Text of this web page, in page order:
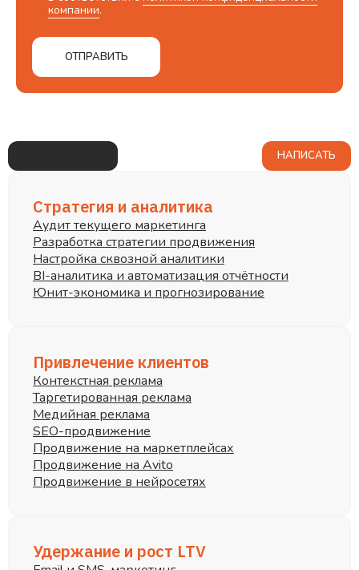
компании.
ОТПРАВИТЬ
НАПИСАТЬ
Стратегия и аналитика
Аудит текущего маркетинга
Разработка стратегии продвижения
Настройка сквозной аналитики
BI-аналитика и автоматизация отчётности
Юнит-экономика и прогнозирование
Привлечение клиентов
Контекстная реклама
Таргетированная реклама
Медийная реклама
SEO-продвижение
Продвижение на маркетплейсах
Продвижение на Avito
Продвижение в нейросетях
Удержание и рост LTV